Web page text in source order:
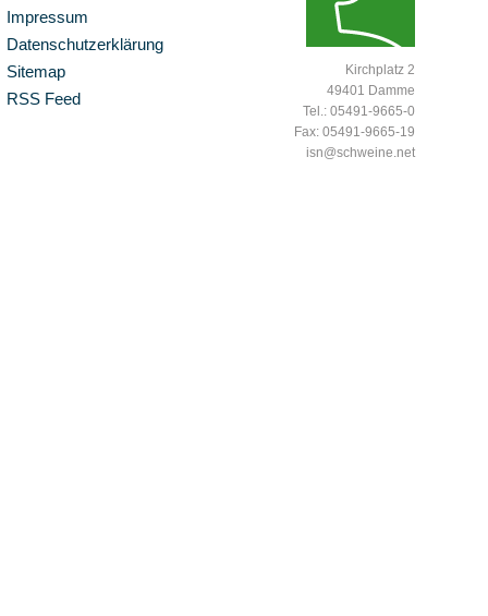
Impressum
Datenschutzerklärung
Sitemap
RSS Feed
Kirchplatz 2
49401 Damme
Tel.: 05491-9665-0
Fax: 05491-9665-19
isn@schweine.net